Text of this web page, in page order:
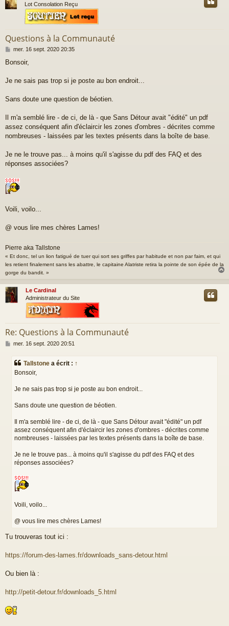
Lot Consolation Reçu
Questions à la Communauté
M
s
a
mer. 16 sept. 2020 20:35
Bonsoir,
Je ne sais pas trop si je poste au bon endroit...
Sans doute une question de béotien.
Il m'a semblé lire - de ci, de là - que Sans Détour avait "édité" un pdf
assez conséquent afin d'éclaircir les zones d'ombres - décrites comme
nombreuses - laissées par les textes présents dans la boîte de base.
Je ne le trouve pas... à moins qu'il s'agisse du pdf des FAQ et des
réponses associées?
Voili, voilo...
@ vous lire mes chères Lames!
Pierre aka Tallstone
« Et donc, tel un lion fatigué de tuer qui sort ses griffes par habitude et non par faim, et qui
les retient finalement sans les abattre, le capitaine Alatriste retira la pointe de son épée de la
gorge du bandit. »
u
Le Cardinal
Administrateur du Site
Re: Questions à la Communauté
M
s
mer. 16 sept. 2020 20:51
Tallstone a écrit : ↑
Bonsoir,
Je ne sais pas trop si je poste au bon endroit...
Sans doute une question de béotien.
Il m'a semblé lire - de ci, de là - que Sans Détour avait "édité" un pdf
assez conséquent afin d'éclaircir les zones d'ombres - décrites comme
nombreuses - laissées par les textes présents dans la boîte de base.
Je ne le trouve pas... à moins qu'il s'agisse du pdf des FAQ et des
réponses associées?
Voili, voilo...
@ vous lire mes chères Lames!
Tu trouveras tout ici :
https://forum-des-lames.fr/downloads_sans-detour.html
Ou bien là :
http://petit-detour.fr/downloads_5.html